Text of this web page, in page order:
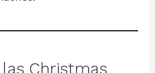
Christmas